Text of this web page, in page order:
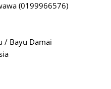
(0199966576)
/ Bayu Damai